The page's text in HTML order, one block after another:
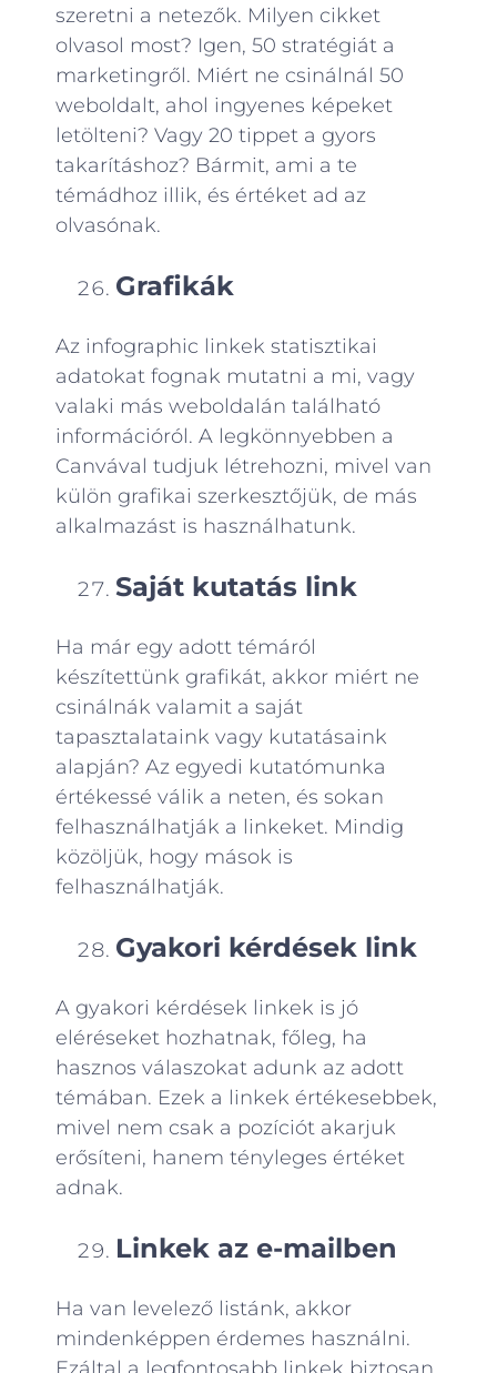
szeretni a netezők. Milyen cikket
olvasol most? Igen, 50 stratégiát a
marketingről. Miért ne csinálnál 50
weboldalt, ahol ingyenes képeket
letölteni? Vagy 20 tippet a gyors
takarításhoz? Bármit, ami a te
témádhoz illik, és értéket ad az
olvasónak.
Grafikák
Az infographic linkek statisztikai
adatokat fognak mutatni a mi, vagy
valaki más weboldalán található
információról. A legkönnyebben a
Canvával tudjuk létrehozni, mivel van
külön grafikai szerkesztőjük, de más
alkalmazást is használhatunk.
Saját kutatás link
Ha már egy adott témáról
készítettünk grafikát, akkor miért ne
csinálnák valamit a saját
tapasztalataink vagy kutatásaink
alapján? Az egyedi kutatómunka
értékessé válik a neten, és sokan
felhasználhatják a linkeket. Mindig
közöljük, hogy mások is
felhasználhatják.
Gyakori kérdések link
A gyakori kérdések linkek is jó
eléréseket hozhatnak, főleg, ha
hasznos válaszokat adunk az adott
témában. Ezek a linkek értékesebbek,
mivel nem csak a pozíciót akarjuk
erősíteni, hanem tényleges értéket
adnak.
Linkek az e-mailben
Ha van levelező listánk, akkor
mindenképpen érdemes használni.